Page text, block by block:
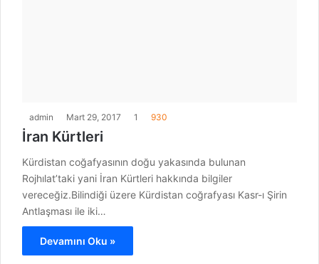
admin Mart 29, 2017 1 930
İran Kürtleri
Kürdistan coğafyasının doğu yakasında bulunan
Rojhılat’taki yani İran Kürtleri hakkında bilgiler
vereceğiz.Bilindiği üzere Kürdistan coğrafyası Kasr-ı Şirin
Antlaşması ile iki…
Devamını Oku »